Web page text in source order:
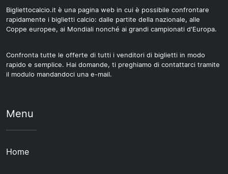
Bigliettocalcio.it è una pagina web in cui è possibile confrontare
rapidamente i biglietti calcio: dalle partite della nazionale, alle
Coppe europee, ai Mondiali nonché ai grandi campionati d'Europa.
Confronta tutte le offerte di tutti i venditori di biglietti in modo
rapido e semplice. Hai domande, ti preghiamo di contattarci tramite
il modulo mandandoci una e-mail.
Menu
Home